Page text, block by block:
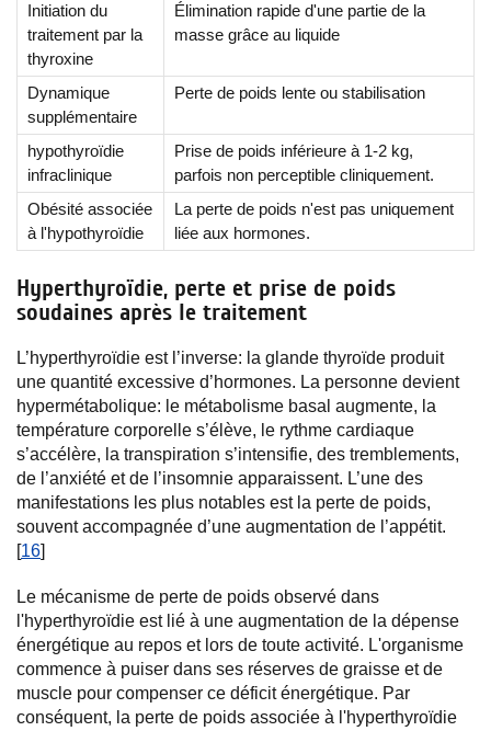
Initiation du
traitement par la
thyroxine
Élimination rapide d'une partie de la
masse grâce au liquide
Dynamique
supplémentaire
Perte de poids lente ou stabilisation
hypothyroïdie
infraclinique
Prise de poids inférieure à 1-2 kg,
parfois non perceptible cliniquement.
Obésité associée
à l'hypothyroïdie
La perte de poids n'est pas uniquement
liée aux hormones.
Hyperthyroïdie, perte et prise de poids
soudaines après le traitement
L’hyperthyroïdie est l’inverse: la glande thyroïde produit
une quantité excessive d’hormones. La personne devient
hypermétabolique: le métabolisme basal augmente, la
température corporelle s’élève, le rythme cardiaque
s’accélère, la transpiration s’intensifie, des tremblements,
de l’anxiété et de l’insomnie apparaissent. L’une des
manifestations les plus notables est la perte de poids,
souvent accompagnée d’une augmentation de l’appétit.
[16]
Le mécanisme de perte de poids observé dans
l'hyperthyroïdie est lié à une augmentation de la dépense
énergétique au repos et lors de toute activité. L'organisme
commence à puiser dans ses réserves de graisse et de
muscle pour compenser ce déficit énergétique. Par
conséquent, la perte de poids associée à l'hyperthyroïdie